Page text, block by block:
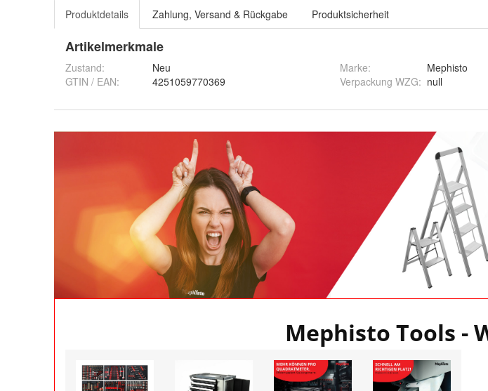
Produktdetails Zahlung, Versand & Rückgabe Produktsicherheit
Artikelmerkmale
Zustand:
Neu
GTIN / EAN:
4251059770369
Marke:
Mephisto
Verpackung WZG: null